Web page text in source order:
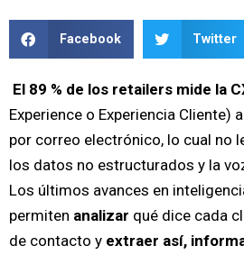
Facebook Twitter
El 89 % de los retailers mide la
Experience o Experiencia Cliente)
por correo electrónico, lo cual no
los datos no estructurados y la
Los últimos avances en
permiten analizar qué dice cada
de contacto y extraer así,